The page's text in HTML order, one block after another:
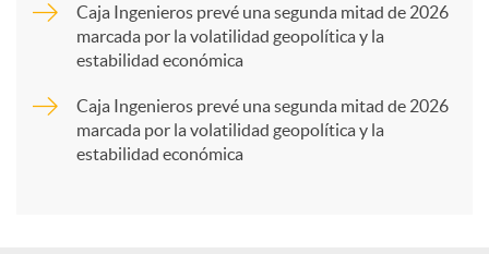
Caja Ingenieros prevé una segunda mitad de 2026
marcada por la volatilidad geopolítica y la
estabilidad económica
Caja Ingenieros prevé una segunda mitad de 2026
marcada por la volatilidad geopolítica y la
estabilidad económica